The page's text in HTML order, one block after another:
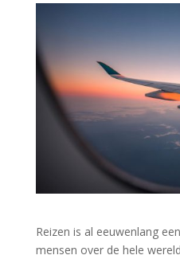
Reizen is al eeuwenlang
mensen over de hele